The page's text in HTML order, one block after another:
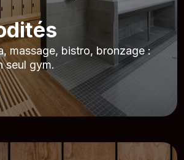
massage, bistro, bronzage :
seul gym.